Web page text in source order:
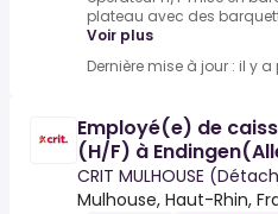
plateau avec des
Voir plus
Dernière mise à jour : il y
Employé(e) de
(H/F) à
CRIT MULHOUSE
Mulhouse, Haut-Rhin,